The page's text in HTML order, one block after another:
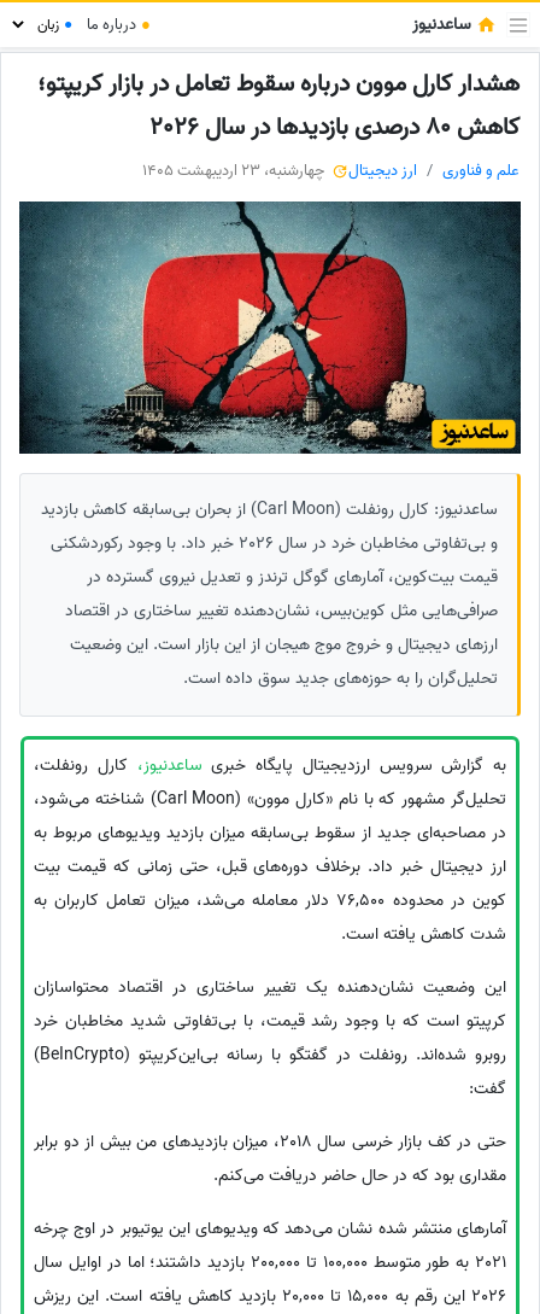
ساعدنیوز ● درباره ما ●
هشدار کارل موون درباره سقوط تعامل در بازار کریپتو؛
کاهش 80 درصدی بازدیدها در سال 2026
علم و فناوری ارز دیجیتال چهارشنبه، 23 اردیبهشت 1405
ساعدنیوز: کارل رونفلت (Carl Moon) از بحران بی‌سابقه کاهش بازدید
و بی‌تفاوتی مخاطبان خرد در سال 2026 خبر داد. با وجود رکوردشکنی
قیمت بیت‌کوین، آمارهای گوگل ترندز و تعدیل نیروی گسترده در
صرافی‌هایی مثل کوین‌بیس، نشان‌دهنده تغییر ساختاری در اقتصاد
ارزهای دیجیتال و خروج موج هیجان از این بازار است. این وضعیت
تحلیل‌گران را به حوزه‌های جدید سوق داده است.
به گزارش سرویس ارزدیجیتال پایگاه خبری ساعدنیوز، کارل رونفلت،
تحلیل‌گر مشهور که با نام «کارل موون» (Carl Moon) شناخته می‌شود،
در مصاحبه‌ای جدید از سقوط بی‌سابقه میزان بازدید ویدیوهای مربوط به
ارز دیجیتال خبر داد. برخلاف دوره‌های قبل، حتی زمانی که قیمت بیت
کوین در محدوده 76,500 دلار معامله می‌شد، میزان تعامل کاربران به
شدت کاهش یافته است.
این وضعیت نشان‌دهنده یک تغییر ساختاری در اقتصاد محتواسازان
کرپیتو است که با وجود رشد قیمت، با بی‌تفاوتی شدید مخاطبان خرد
روبرو شده‌اند. رونفلت در گفتگو با رسانه بی‌این‌کریپتو (BeInCrypto)
گفت:
حتی در کف بازار خرسی سال 2018، میزان بازدیدهای من بیش از دو برابر
مقداری بود که در حال حاضر دریافت می‌کنم.
آمارهای منتشر شده نشان می‌دهد که ویدیوهای این یوتیوبر در اوج چرخه
2021 به طور متوسط 100,000 تا 200,000 بازدید داشتند؛ اما در اوایل سال
2026 این رقم به 15,000 تا 20,000 بازدید کاهش یافته است. این ریزش